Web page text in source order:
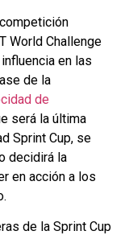
World Challenge
en las
de la
de
será la última
Sprint Cup, se
decidirá la
en acción a los
de la Sprint Cup